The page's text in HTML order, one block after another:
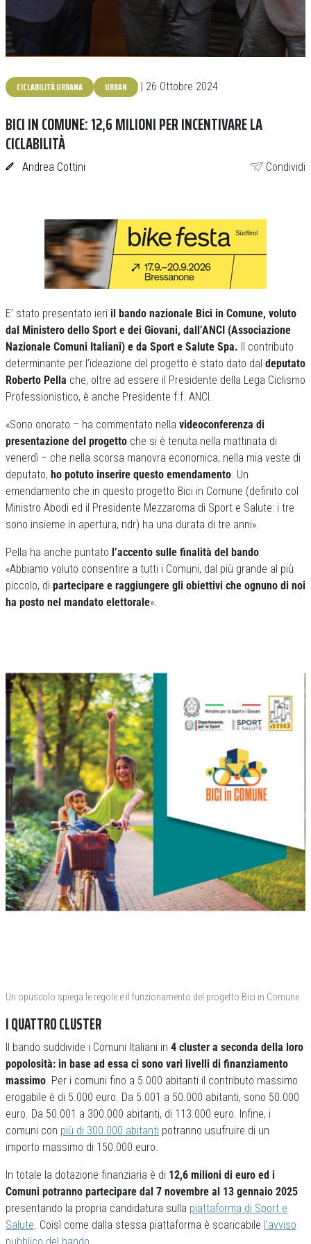
CICLABILITÀ URBANA URBAN | 26 Ottobre 2024
BICI IN COMUNE: 12,6 MILIONI PER INCENTIVARE LA
CICLABILITÀ
Andrea Cottini Condividi
E’ stato presentato ieri il bando nazionale Bici in Comune, voluto
dal Ministero dello Sport e dei Giovani, dall’ANCI (Associazione
Nazionale Comuni Italiani) e da Sport e Salute Spa. Il contributo
determinante per l’ideazione del progetto è stato dato dal deputato
Roberto Pella che, oltre ad essere il Presidente della Lega Ciclismo
Professionistico, è anche Presidente f.f. ANCI.
«Sono onorato – ha commentato nella videoconferenza di
presentazione del progetto che si è tenuta nella mattinata di
venerdì – che nella scorsa manovra economica, nella mia veste di
deputato, ho potuto inserire questo emendamento. Un
emendamento che in questo progetto Bici in Comune (definito col
Ministro Abodi ed il Presidente Mezzaroma di Sport e Salute: i tre
sono insieme in apertura, ndr) ha una durata di tre anni».
Pella ha anche puntato l’accento sulle finalità del bando:
«Abbiamo voluto consentire a tutti i Comuni, dal più grande al più
piccolo, di partecipare e raggiungere gli obiettivi che ognuno di noi
ha posto nel mandato elettorale».
Un opuscolo spiega le regole e il funzionamento del progetto Bici in Comune
I QUATTRO CLUSTER
Il bando suddivide i Comuni Italiani in 4 cluster a seconda della loro
popolosità: in base ad essa ci sono vari livelli di finanziamento
massimo. Per i comuni fino a 5.000 abitanti il contributo massimo
erogabile è di 5.000 euro. Da 5.001 a 50.000 abitanti, sono 50.000
euro. Da 50.001 a 300.000 abitanti, di 113.000 euro. Infine, i
comuni con più di 300.000 abitanti potranno usufruire di un
importo massimo di 150.000 euro.
In totale la dotazione finanziaria è di 12,6 milioni di euro ed i
Comuni potranno partecipare dal 7 novembre al 13 gennaio 2025
presentando la propria candidatura sulla piattaforma di Sport e
Salute. Coisì come dalla stessa piattaforma è scaricabile l’avviso